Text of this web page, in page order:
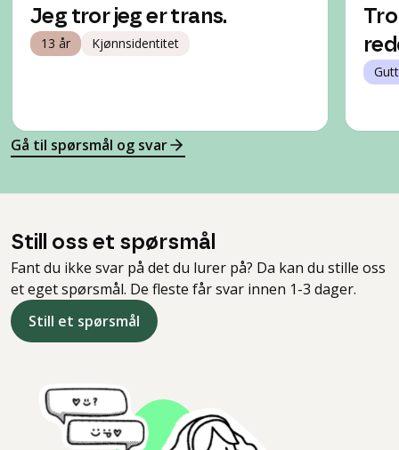
Jeg tror jeg er trans.
13 år Kjønnsidentitet
Gå til spørsmål og svar
Still oss et spørsmål
Fant du ikke svar på det du lurer på? Da kan du stille oss
et eget spørsmål. De fleste får svar innen 1-3 dager.
Still et spørsmål